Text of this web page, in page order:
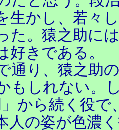
生かし、若々
た。猿之助に
好きである。
通り、猿之助
もしれない。
から続く役で
人の姿が色濃